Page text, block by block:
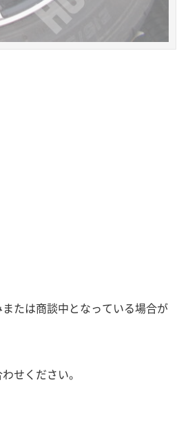
たは商談中となっている場合が
せください。